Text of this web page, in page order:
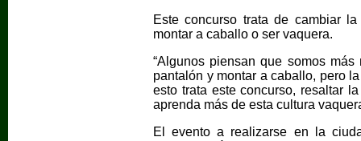
Este concurso trata de cambiar
montar a caballo o ser vaquera.
“Algunos piensan que somos
pantalón y montar a caballo, pero
esto trata este concurso, resaltar
aprenda más de esta cultura
El evento a realizarse en la